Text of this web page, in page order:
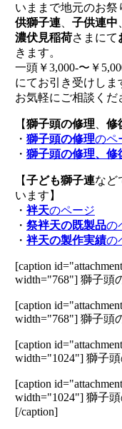
いままで地元のお祭
供獅子連、 子供連中
濃伏見稲荷さまにて
きます。
一頭￥3,000-〜￥
にてお引き受けしま
お気軽にご相談くだ
【獅子頭の修理 修
・ 獅子頭の修理のペ
・ 獅子頭の修理、修
【子ども獅子連など
います】
・ 袢天のページ
・ 祭袢天の既製品の
・ 袢天の製作実績の
[caption
width="768"]獅子頭
[caption
width="768"]獅子頭
[caption
width="1024"]獅子頭
[caption
width="1024"]獅子頭
[/caption]